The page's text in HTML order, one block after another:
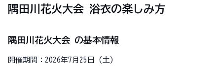
隅田川花火大会 浴衣の楽しみ方
隅田川花火大会 の基本情報
開催期間：2026年7月25日 (土)